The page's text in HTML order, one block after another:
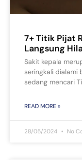
7+ Titik Pijat
Langsung
Sakit kepala
seringkali dialami
sedang mencari
READ MORE »
28/05/2024 No